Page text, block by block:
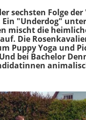
sechsten Folge der
Ein "Underdog"
mischt die
Die
Puppy Yoga und
bei Bachelor